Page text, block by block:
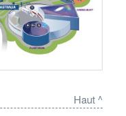
Haut ^